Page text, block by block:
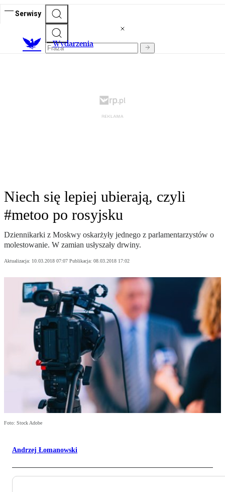
Serwisy
Wydarzenia
Niech się lepiej ubierają, czyli
#metoo po rosyjsku
Dziennikarki z Moskwy oskarżyły jednego z parlamentarzystów o
molestowanie. W zamian usłyszały drwiny.
Aktualizacja: 10.03.2018 07:07 Publikacja: 08.03.2018 17:02
Foto: Stock Adobe
Andrzej Łomanowski